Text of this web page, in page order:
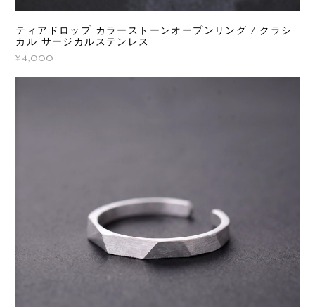
ティアドロップ カラーストーンオープンリング / クラシ
カル サージカルステンレス
¥4,000